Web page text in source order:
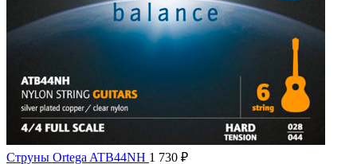
Струны Ortega ATB44NH 1 730 ₽